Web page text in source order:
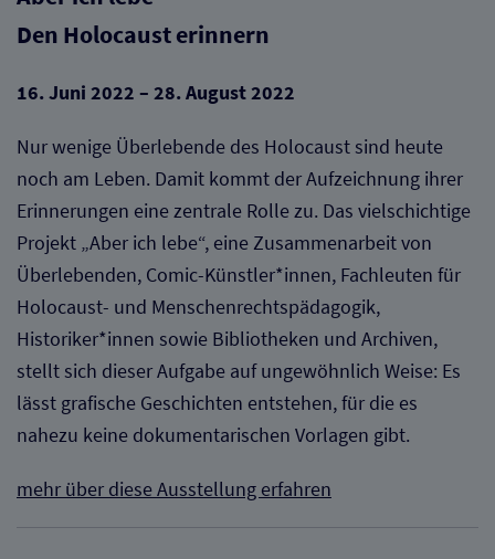
Den Holocaust erinnern
16. Juni 2022 – 28. August 2022
Nur wenige Überlebende des Holocaust sind heute
noch am Leben. Damit kommt der Aufzeichnung ihrer
Erinnerungen eine zentrale Rolle zu. Das vielschichtige
Projekt „Aber ich lebe“, eine Zusammenarbeit von
Überlebenden, Comic-Künstler*innen, Fachleuten für
Holocaust- und Menschenrechtspädagogik,
Historiker*innen sowie Bibliotheken und Archiven,
stellt sich dieser Aufgabe auf ungewöhnlich Weise: Es
lässt grafische Geschichten entstehen, für die es
nahezu keine dokumentarischen Vorlagen gibt.
mehr über diese Ausstellung erfahren